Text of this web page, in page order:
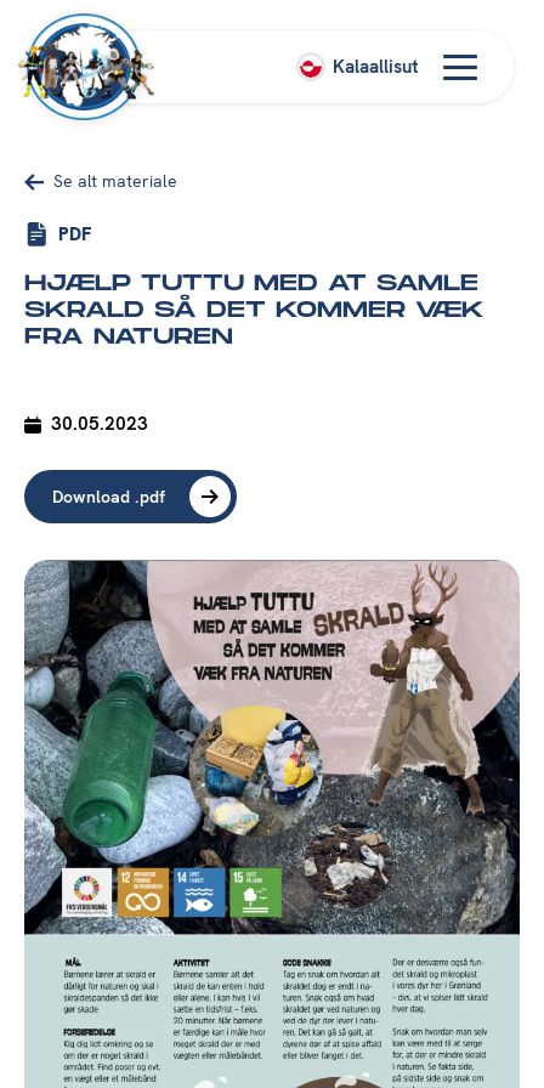
Kalaallisut
Se alt materiale
PDF
HJÆLP TUTTU MED AT SAMLE
SKRALD SÅ DET KOMMER VÆK
FRA NATUREN
30.05.2023
Download .pdf